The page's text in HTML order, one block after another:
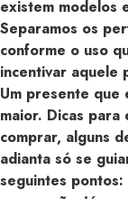
existem modelos
Separamos os
conforme o uso
incentivar aquele
Um presente que
maior. Dicas
comprar, alguns
adianta só se
seguintes